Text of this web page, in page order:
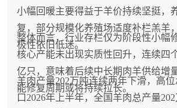
小幅回暖主要得益于羊价持续坚挺，
复，部分规模化养殖场适度补栏羔羊
极性依旧低迷。
整体而言，行业存栏仅为阶段性小幅
核心产能未出现实质性回升，连续四
亿只，意味着后续中长期肉羊供给增
能修复周期或将持续拉长。
羊肉产量202万吨连续两年下滑，高
口2026年上半年，全国羊肉总产量